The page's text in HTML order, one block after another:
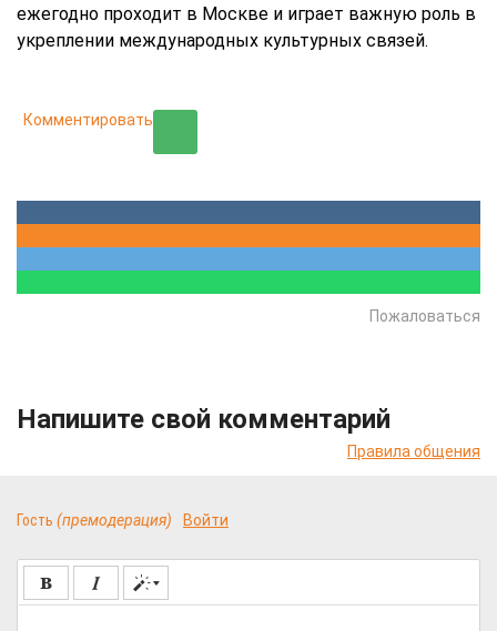
ежегодно проходит в Москве и играет важную роль в
укреплении международных культурных связей.
Комментировать
Пожаловаться
Напишите свой комментарий
Правила общения
Гость (премодерация) Войти